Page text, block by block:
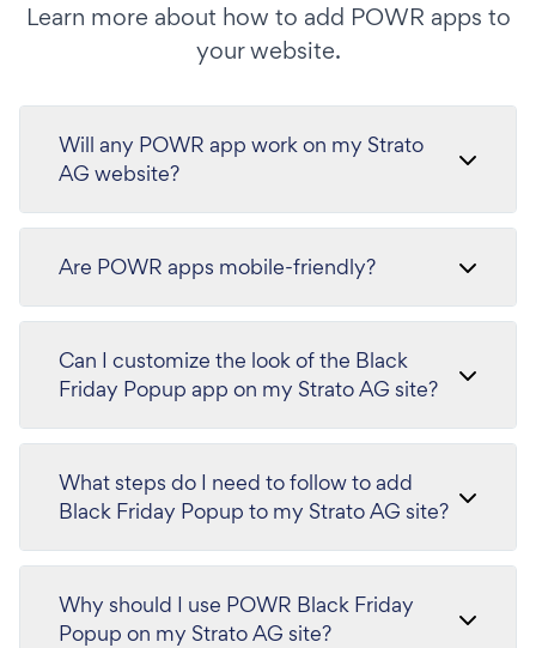
Learn more about how to add POWR apps to
your website.
Will any POWR app work on my Strato
AG website?
Are POWR apps mobile-friendly?
Can I customize the look of the Black
Friday Popup app on my Strato AG site?
What steps do I need to follow to add
Black Friday Popup to my Strato AG site?
Why should I use POWR Black Friday
Popup on my Strato AG site?